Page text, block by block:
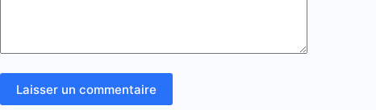
Laisser un commentaire